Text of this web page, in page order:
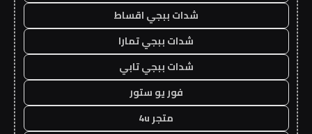
شدات ببجي اقساط
شدات ببجي تمارا
شدات ببجي تابي
فور يو ستور
متجر 4u